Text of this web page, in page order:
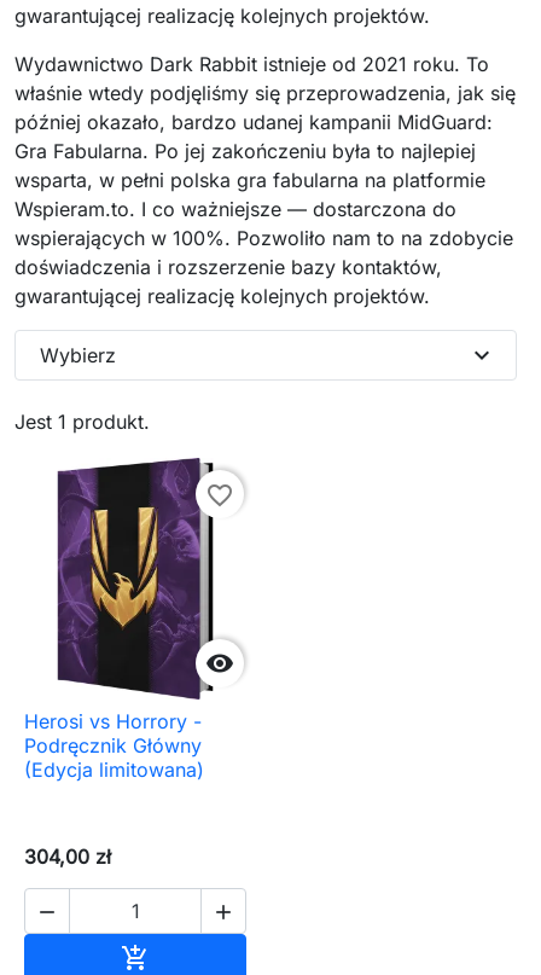
gwarantującej realizację kolejnych projektów.
Wydawnictwo Dark Rabbit istnieje od 2021 roku. To
właśnie wtedy podjęliśmy się przeprowadzenia, jak się
później okazało, bardzo udanej kampanii MidGuard:
Gra Fabularna. Po jej zakończeniu była to najlepiej
wsparta, w pełni polska gra fabularna na platformie
Wspieram.to. I co ważniejsze — dostarczona do
wspierających w 100%. Pozwoliło nam to na zdobycie
doświadczenia i rozszerzenie bazy kontaktów,
gwarantującej realizację kolejnych projektów.
Jest 1 produkt.
Wybierz expand_more

favorite_border
Herosi vs Horrory -
Podręcznik Główny
(Edycja limitowana)
304,00 zł
 
